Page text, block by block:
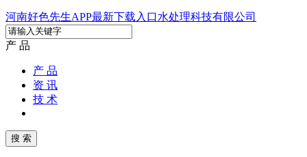
河南好色先生APP最新下载入口水处理科技有限公司
产 品
产 品
资 讯
技 术